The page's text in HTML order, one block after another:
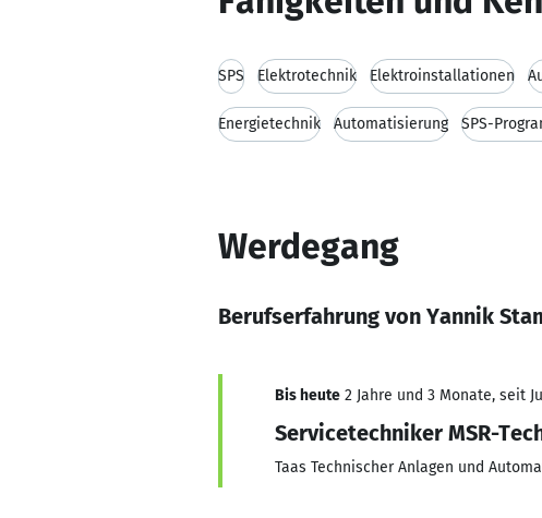
SPS Elektrotechnik Elektroinstallationen
Energietechnik Automatisierung SPS-
Werdegang
Berufserfahrung von Yannik
Bis heute 2 Jahre und 3 Monate, seit
Servicetechniker MSR-
Taas Technischer Anlagen und